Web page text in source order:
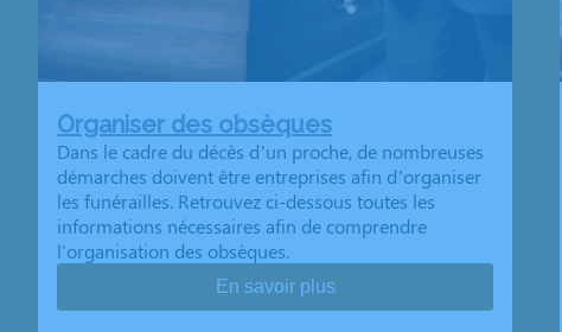
Organiser des obsèques
Dans le cadre du décès d’un proche, de nombreuses
démarches doivent être entreprises afin d’organiser
les funérailles. Retrouvez ci-dessous toutes les
informations nécessaires afin de comprendre
l'organisation des obsèques.
En savoir plus